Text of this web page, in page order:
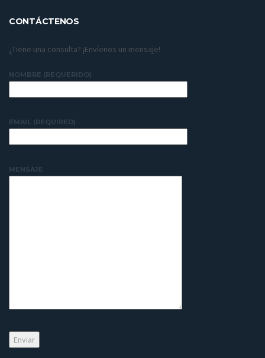
CONTÁCTENOS
¿Tiene una consulta? ¡Envíenos un mensaje!
NOMBRE (REQUERIDO)
EMAIL (REQUIRED)
MENSAJE